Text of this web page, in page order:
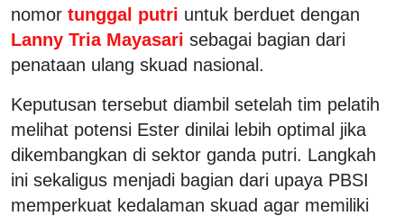
nomor tunggal putri untuk berduet dengan
Lanny Tria Mayasari sebagai bagian dari
penataan ulang skuad nasional.
Keputusan tersebut diambil setelah tim pelatih
melihat potensi Ester dinilai lebih optimal jika
dikembangkan di sektor ganda putri. Langkah
ini sekaligus menjadi bagian dari upaya PBSI
memperkuat kedalaman skuad agar memiliki